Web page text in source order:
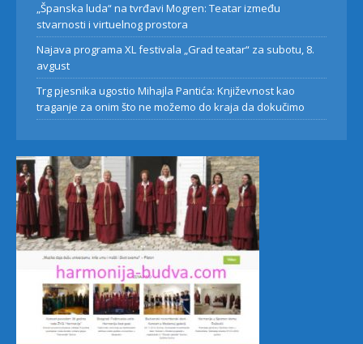
„Španska luda“ na tvrđavi Mogren: Teatar između
stvarnosti i virtuelnog prostora
Najava programa XL festivala „Grad teatar“ za subotu, 8.
avgust
Trg pjesnika ugostio Mihajla Pantića: Književnost kao
traganje za onim što ne možemo do kraja da dokučimo